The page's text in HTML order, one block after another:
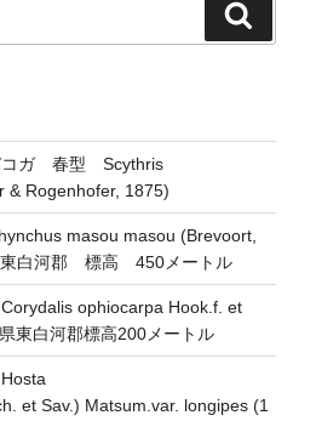
索
コガ 春型 Scythris
& Rogenhofer, 1875)
masou masou (Brevoort,
白河郡 標高 450メートル
ophiocarpa Hook.f. et
東白河郡標高200メートル
et Sav.) Matsum.var. longipes (1